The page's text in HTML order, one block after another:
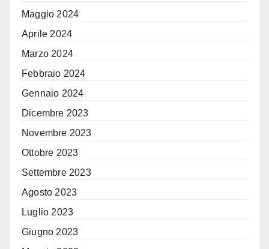
Maggio 2024
Aprile 2024
Marzo 2024
Febbraio 2024
Gennaio 2024
Dicembre 2023
Novembre 2023
Ottobre 2023
Settembre 2023
Agosto 2023
Luglio 2023
Giugno 2023